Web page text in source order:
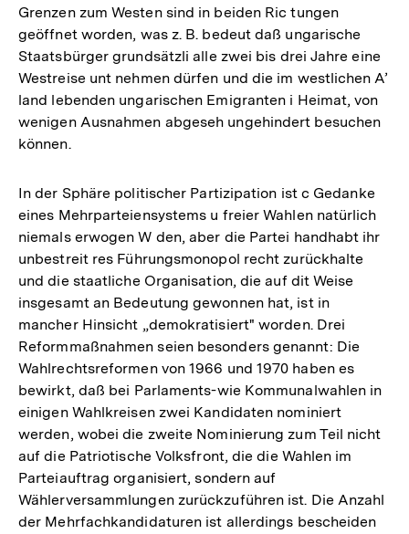
Grenzen zum Westen sind in beiden Ric tungen
geöffnet worden, was z. B. bedeut daß ungarische
Staatsbürger grundsätzli alle zwei bis drei Jahre eine
Westreise unt nehmen dürfen und die im westlichen A’
land lebenden ungarischen Emigranten i Heimat, von
wenigen Ausnahmen abgeseh ungehindert besuchen
können.
In der Sphäre politischer Partizipation ist c Gedanke
eines Mehrparteiensystems u freier Wahlen natürlich
niemals erwogen W den, aber die Partei handhabt ihr
unbestreit res Führungsmonopol recht zurückhalte
und die staatliche Organisation, die auf dit Weise
insgesamt an Bedeutung gewonnen hat, ist in
mancher Hinsicht „demokratisiert" worden. Drei
Reformmaßnahmen seien besonders genannt: Die
Wahlrechtsreformen von 1966 und 1970 haben es
bewirkt, daß bei Parlaments-wie Kommunalwahlen in
einigen Wahlkreisen zwei Kandidaten nominiert
werden, wobei die zweite Nominierung zum Teil nicht
auf die Patriotische Volksfront, die die Wahlen im
Parteiauftrag organisiert, sondern auf
Wählerversammlungen zurückzuführen ist. Die Anzahl
der Mehrfachkandidaturen ist allerdings bescheiden